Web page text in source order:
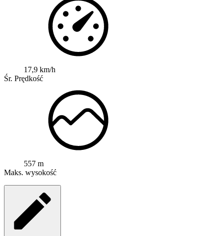
17,9 km/h
Śr. Prędkość
557 m
Maks. wysokość